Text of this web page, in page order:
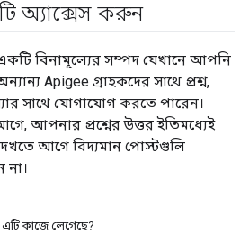
অ্যাক্সেস করুন
বিনামূল্যের সম্পদ যেখানে আপনি
Apigee গ্রাহকদের সাথে প্রশ্ন,
সাথে যোগাযোগ করতে পারেন।
আপনার প্রশ্নের উত্তর ইতিমধ্যেই
আগে বিদ্যমান পোস্টগুলি
এটি কাজে লেগেছে?